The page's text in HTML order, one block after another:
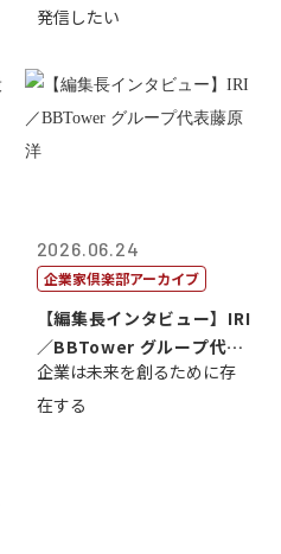
発信したい
2026.06.24
企業家倶楽部アーカイブ
【編集長インタビュー】IRI
／BBTower グループ代表
藤...
企業は未来を創るために存
在する